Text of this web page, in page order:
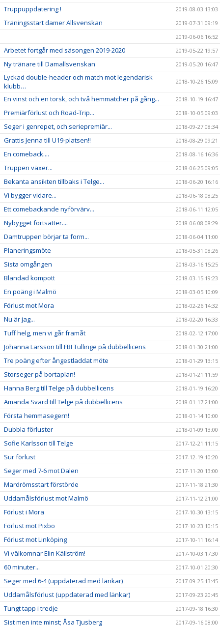
Truppuppdatering ! 2019-08-03 13:03
Träningsstart damer Allsvenskan
2019-07-31 09:19
2019-06-06 16:52
Arbetet fortgår med säsongen 2019-2020 2019-05-22 19:57
Ny tränare till Damallsvenskan 2019-05-20 16:47
Lyckad double-header och match mot legendarisk
klubb…
2018-10-26 15:09
En vinst och en torsk, och två hemmatcher på gång... 2018-10-19 16:47
Premiärförlust och Road-Trip... 2018-10-05 09:03
Seger i genrepet, och seriepremiär... 2018-09-27 08:34
Grattis Jenna till U19-platsen!! 2018-08-29 09:21
En comeback.... 2018-08-16 16:36
Truppen växer... 2018-06-25 09:05
Bekanta ansikten tillbaks i Telge... 2018-06-20 16:16
Vi bygger vidare... 2018-06-18 08:25
Ett comebackande nyförvärv... 2018-06-11 12:05
Nybygget fortsätter.... 2018-06-08 08:29
Damtruppen börjar ta form... 2018-06-04 11:00
Planeringsmöte 2018-05-31 08:26
Sista omgången 2018-03-16 15:25
Blandad kompott 2018-03-15 19:23
En poäng i Malmö 2018-03-05 10:09
Förlust mot Mora 2018-02-26 14:32
Nu är jag... 2018-02-20 16:33
Tuff helg, men vi går framåt 2018-02-12 17:00
Johanna Larsson till FBI Tullinge på dubbellicens 2018-01-30 21:00
Tre poäng efter ångestladdat möte 2018-01-29 13:15
Storseger på bortaplan! 2018-01-21 11:59
Hanna Berg till Telge på dubbellicens 2018-01-19 16:20
Amanda Svärd till Telge på dubbellicens 2018-01-17 21:00
Första hemmasegern! 2018-01-14 10:00
Dubbla förluster 2018-01-09 13:00
Sofie Karlsson till Telge 2017-12-21 11:15
Sur förlust 2017-12-19 10:20
Seger med 7-6 mot Dalen 2017-11-20 13:00
Mardrömsstart förstörde 2017-11-18 21:30
Uddamålsförlust mot Malmö 2017-11-12 21:00
Förlust i Mora 2017-10-30 13:15
Förlust mot Pixbo 2017-10-23 10:15
Förlust mot Linköping 2017-10-11 16:14
Vi välkomnar Elin Källström! 2017-10-03 17:30
60 minuter... 2017-10-01 20:30
Seger med 6-4 (uppdaterad med länkar) 2017-09-25 13:45
Uddamålsförlust (uppdaterad med länkar) 2017-09-23 20:45
Tungt tapp i tredje 2017-09-18 16:30
Sist men inte minst; Åsa Tjusberg 2017-09-16 08:00